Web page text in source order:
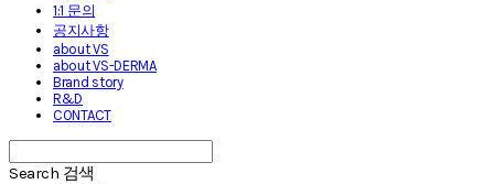
1:1 문의
공지사항
about VS
about VS-DERMA
Brand story
R&D
CONTACT
Search 검색